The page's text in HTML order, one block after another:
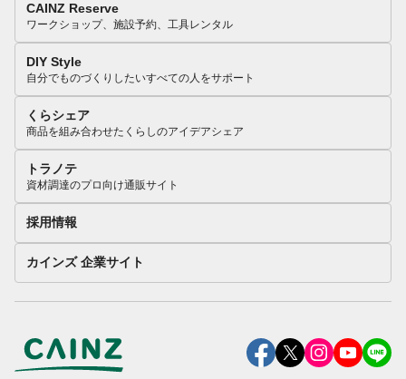
CAINZ Reserve
ワークショップ、施設予約、工具レンタル
DIY Style
自分でものづくりしたいすべての人をサポート
くらシェア
商品を組み合わせたくらしのアイデアシェア
トラノテ
資材調達のプロ向け通販サイト
採用情報
カインズ 企業サイト